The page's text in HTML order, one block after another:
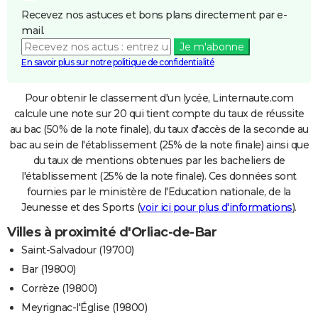
Recevez nos astuces et bons plans directement par e-
mail.
Je m'abonne
En savoir plus sur notre politique de confidentialité
Pour obtenir le classement d'un lycée, Linternaute.com
calcule une note sur 20 qui tient compte du taux de réussite
au bac (50% de la note finale), du taux d'accès de la seconde au
bac au sein de l'établissement (25% de la note finale) ainsi que
du taux de mentions obtenues par les bacheliers de
l'établissement (25% de la note finale). Ces données sont
fournies par le ministère de l'Education nationale, de la
Jeunesse et des Sports (voir ici pour plus d'informations).
Villes à proximité d'Orliac-de-Bar
Saint-Salvadour (19700)
Bar (19800)
Corrèze (19800)
Meyrignac-l'Église (19800)